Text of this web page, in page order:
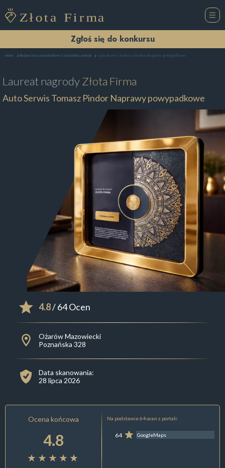
Zgłoś się do konkursu
Home Blacharstwo samochodowe Ożarów Mazowiecki Auto Serwis Tomasz Pindor Naprawy powypadkowe
Laureat nagrodyZłota Firma
Auto Serwis Tomasz Pindor Naprawy powypadkowe
4.8/ 64 Ocen
Ożarów Mazowiecki
Poznańska 328
Data skanowania:
28 lipca 2026
Ocena końcowa
4.8
Na podstawie 64 ocen z portali:
64 GoogleMaps